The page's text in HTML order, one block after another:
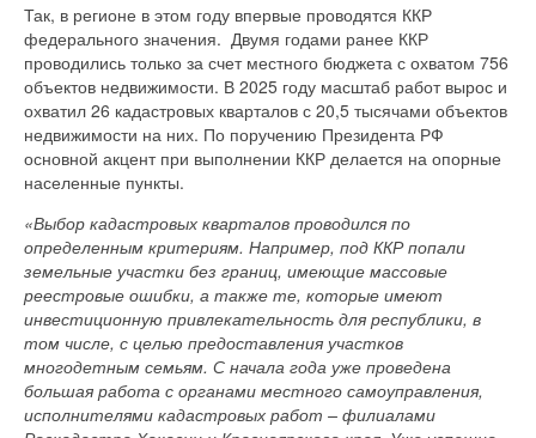
Так, в регионе в этом году впервые проводятся ККР
федерального значения. Двумя годами ранее ККР
проводились только за счет местного бюджета с охватом 756
объектов недвижимости. В 2025 году масштаб работ вырос и
охватил 26 кадастровых кварталов с 20,5 тысячами объектов
недвижимости на них. По поручению Президента РФ
основной акцент при выполнении ККР делается на опорные
населенные пункты.
«Выбор кадастровых кварталов проводился по
определенным критериям. Например, под ККР попали
земельные участки без границ, имеющие массовые
реестровые ошибки, а также те, которые имеют
инвестиционную привлекательность для республики, в
том числе, с целью предоставления участков
многодетным семьям. С начала года уже проведена
большая работа с органами местного самоуправления,
исполнителями кадастровых работ – филиалами